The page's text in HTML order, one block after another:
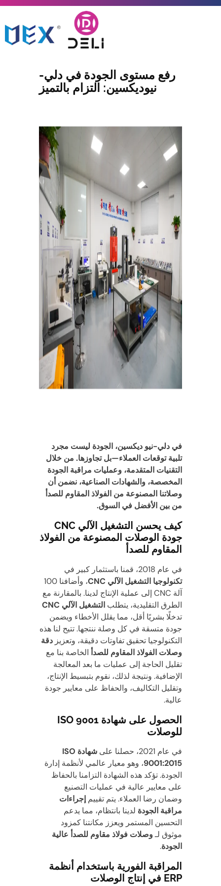
رفع مستوى الجودة في دلي-
نيوديكسين: التزام بالتميز
في دلي-نيو ديكسين، الجودة ليست مجرد
تلبية توقعات العملاء—بل تجاوزها. من خلال
التقنيات المتقدمة، وعمليات مراقبة الجودة
المخصصة، والشهادات الصناعية، نضمن أن
وصلاتنا المصنوعة من الفولاذ المقاوم للصدأ
من بين الأفضل في السوق.
كيف يحسن التشغيل الآلي CNC
جودة الوصلات المصنوعة من الفولاذ
المقاوم للصدأ
في عام 2018، قمنا باستثمار كبير في
تكنولوجيا التشغيل الآلي CNC
، وأضافنا 100
آلة CNC إلى عملية الإنتاج لدينا. بالمقارنة مع
الطرق التقليدية، يتطلبالتشغيل الآلي CNC
تدخلًا بشريًا أقل، مما يقلل الأخطاء ويضمن
جودة متسقة في كل وصلة ننتجها. تتيح لنا هذه
التكنولوجيا تحقيق تفاوتات دقيقة، وتعزيزدقة
وصلات الفولاذ المقاوم للصدأ الخاصة بنا مع
تقليل الحاجة إلى عمليات ما بعد المعالجة
الإضافية. ونتيجة لذلك، نقوم بتبسيط الإنتاج،
وتقليل التكاليف، والحفاظ على معايير جودة
عالية.
الحصول على شهادة ISO 9001
للوصلات
في عام 2021، حصلنا على
شهادة ISO
9001:2015، وهو معيار عالمي لأنظمة إدارة
الجودة. تؤكد هذه الشهادة التزامنا بالحفاظ
على معايير عالية في عمليات التصنيع
وضمان رضا العملاء. يتم تقييمإجراءات
مراقبة الجودة لدينا بانتظام، مما يدعم
التحسين المستمر ويعزز مكانتنا كمزود
موثوق لـوصلات فولاذ مقاوم للصدأ عالية
الجودة.
المراقبة الفورية باستخدام أنظمة
ERP في إنتاج الوصلات